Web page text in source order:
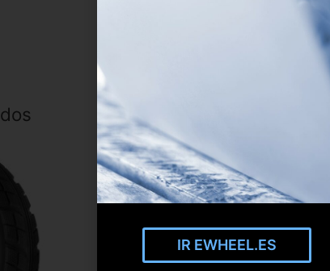
IR EWHEEL.ES